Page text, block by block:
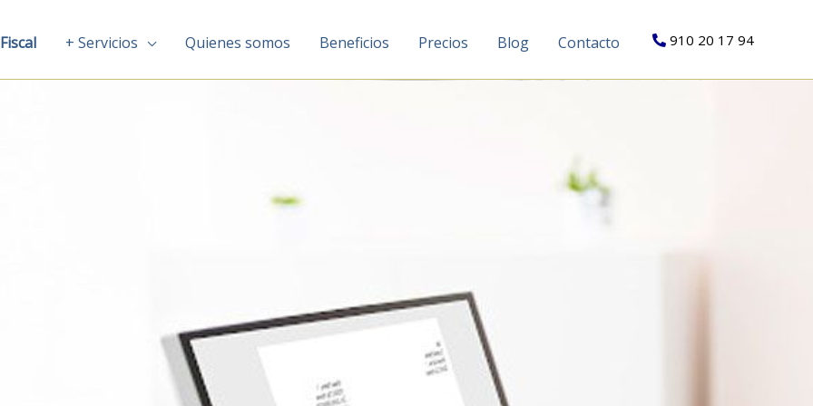
+ Servicios Quienes somos Beneficios Precios Blog Contacto 910 20 17 94